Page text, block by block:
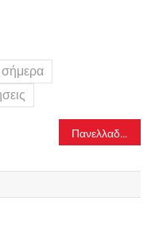
σήμερα
Πανελλαδικές Εξετάσεις 2026: Τα «κλειδιά» για τη σωστή συμπλήρωση του Μηχανογραφικού – Τι να αποφύγουν οι υποψήφιοι